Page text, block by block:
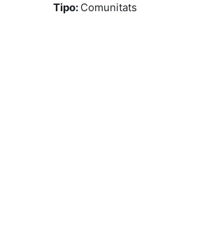
Tipo: Comunitats